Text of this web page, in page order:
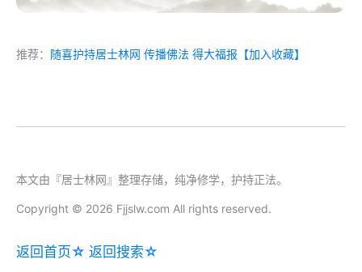
推荐： 随喜护持居士林网 传播佛法 得大福报 【加入收藏】
本文由『居士林网』整理存储，纯净修学，护持正法。
Copyright © 2026 Fjjslw.com All rights reserved.
返回首页☆ 返回搜索☆